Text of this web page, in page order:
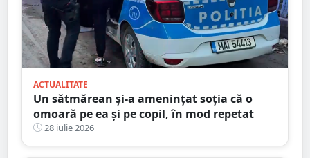
ACTUALITATE
Un sătmărean și-a amenințat soția că o
omoară pe ea și pe copil, în mod repetat
28 iulie 2026